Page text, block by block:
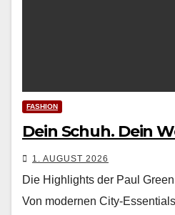
FASHION
Dein Schuh. Dein
1. AUGUST 2026
Die Highlights der Paul
Von mod­er­nen City-